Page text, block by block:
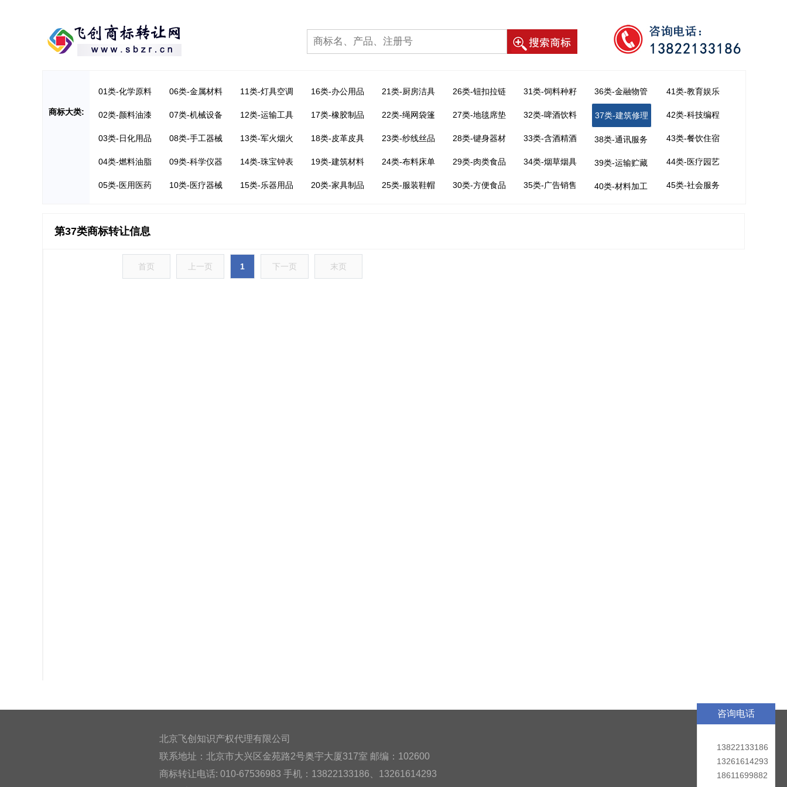
商标大类:
01类-化学原料
02类-颜料油漆
03类-日化用品
04类-燃料油脂
05类-医用医药
06类-金属材料
07类-机械设备
08类-手工器械
09类-科学仪器
10类-医疗器械
11类-灯具空调
12类-运输工具
13类-军火烟火
14类-珠宝钟表
15类-乐器用品
16类-办公用品
17类-橡胶制品
18类-皮革皮具
19类-建筑材料
20类-家具制品
21类-厨房洁具
22类-绳网袋篷
23类-纱线丝品
24类-布料床单
25类-服装鞋帽
26类-钮扣拉链
27类-地毯席垫
28类-键身器材
29类-肉类食品
30类-方便食品
31类-饲料种籽
32类-啤酒饮料
33类-含酒精酒
34类-烟草烟具
35类-广告销售
36类-金融物管
37类-建筑修理
38类-通讯服务
39类-运输贮藏
40类-材料加工
41类-教育娱乐
42类-科技编程
43类-餐饮住宿
44类-医疗园艺
45类-社会服务
第37类商标转让信息
首页 上一页 1 下一页 末页
北京飞创知识产权代理有限公司
联系地址：北京市大兴区金苑路2号奥宇大厦317室 邮编：102600
商标转让电话: 010-67536983 手机：13822133186、13261614293
咨询电话
13822133186
13261614293
18611699882